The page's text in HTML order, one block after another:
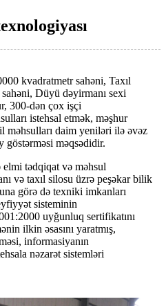
kvadratmetr sahəni, Taxıl
Düyü dəyirmanı sexi
300-dən çox işçi
istehsal etmək, məşhur
məhsulları daim yeniləri ilə əvəz
göstərməsi məqsədidir.
tədqiqat və məhsul
və taxıl silosu üzrə peşəkar bilik
görə də texniki imkanları
sisteminin
uyğunluq sertifikatını
ilkin əsasını yaratmış,
informasiyanın
nəzarət sistemləri